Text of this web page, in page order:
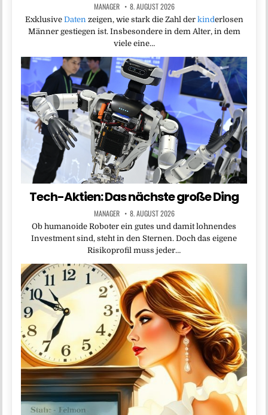
MANAGER 8. AUGUST 2026
Exklusive Daten zeigen, wie stark die Zahl der kinderlosen
Männer gestiegen ist. Insbesondere in dem Alter, in dem
viele eine…
Tech-Aktien: Das nächste große Ding
MANAGER 8. AUGUST 2026
Ob humanoide Roboter ein gutes und damit lohnendes
Investment sind, steht in den Sternen. Doch das eigene
Risikoprofil muss jeder…